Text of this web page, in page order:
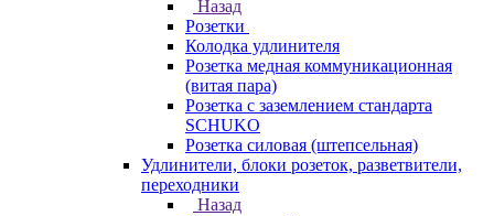
Назад
Розетки
Колодка удлинителя
Розетка медная коммуникационная
(витая пара)
Розетка с заземлением стандарта
SCHUKO
Розетка силовая (штепсельная)
Удлинители, блоки розеток, разветвители,
переходники
Назад